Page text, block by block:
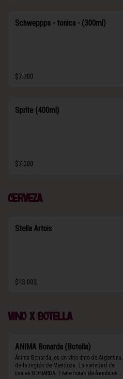
Schweppps - tonica - (300ml)
$7.700
Sprite (400ml)
$7.000
Cerveza
Stella Artois
$13.000
Vino x botella
ANIMA Bonarda (Botella)
Ánima Bonarda, es un vino tinto de Argentina,
de la región de Mendoza. La variedad de
uva es BONARDA. Tiene notas de frambuesa